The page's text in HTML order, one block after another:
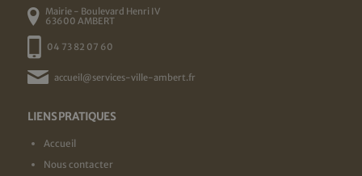
Mairie - Boulevard Henri IV
63600 AMBERT
04 73 82 07 60
accueil@services-ville-ambert.fr
LIENS PRATIQUES
Accueil
Nous contacter